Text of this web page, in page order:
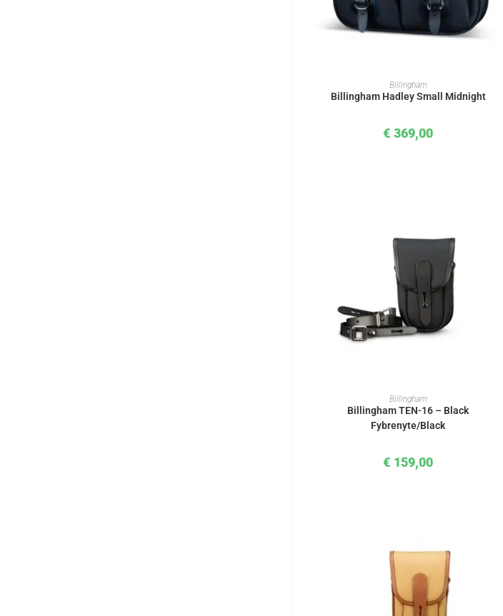
IN DEN WARENKORB
Billingham
Billingham Hadley Small Midnight
€ 369,00
IN DEN WARENKORB
Billingham
Billingham TEN-16 – Black
Fybrenyte/Black
€ 159,00